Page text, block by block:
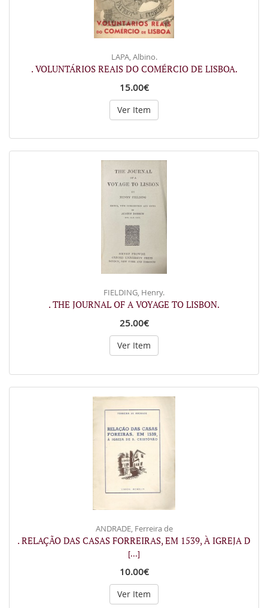
LAPA, Albino.
. VOLUNTÁRIOS REAIS DO COMÉRCIO DE LISBOA.
15.00€
Ver Item
FIELDING, Henry.
. THE JOURNAL OF A VOYAGE TO LISBON.
25.00€
Ver Item
ANDRADE, Ferreira de
. RELAÇÃO DAS CASAS FORREIRAS, EM 1539, À IGREJA D
[...]
10.00€
Ver Item